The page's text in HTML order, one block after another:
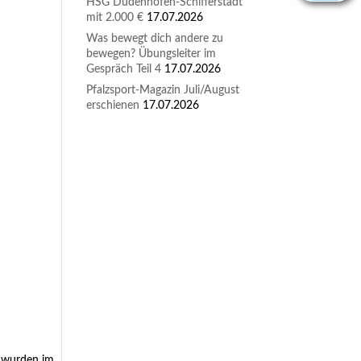
HSG Dudenhofen-Schifferstadt
mit 2.000 € 17.07.2026
Was bewegt dich andere zu
bewegen? Übungsleiter im
Gespräch Teil 4 17.07.2026
Pfalzsport-Magazin Juli/August
erschienen 17.07.2026